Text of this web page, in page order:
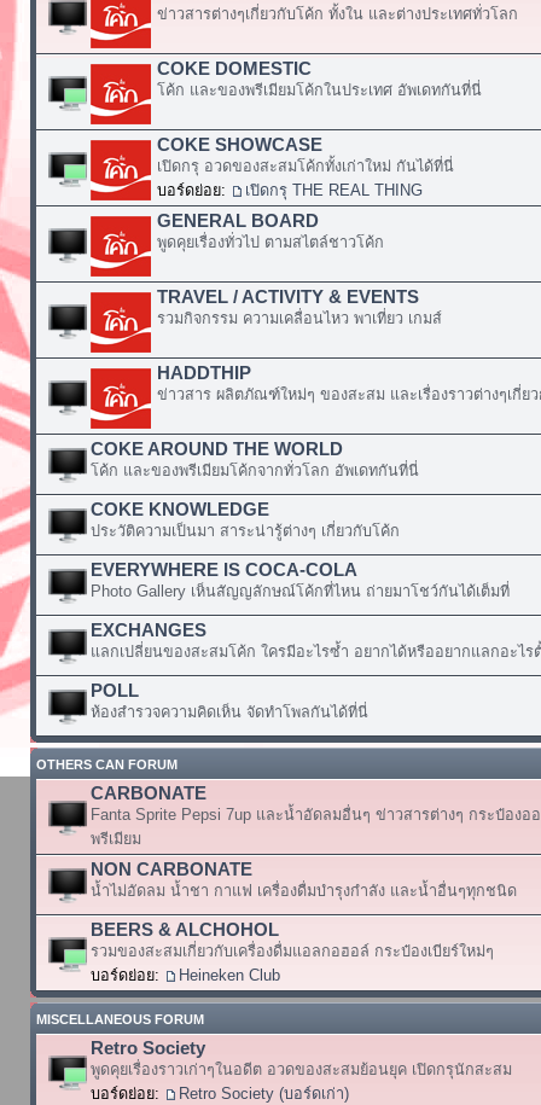
ข่าวสารต่างๆเกี่ยวกับโค้ก ทั้งใน และต่างประเทศทั่วโลก
COKE DOMESTIC
โค้ก และของพรีเมียมโค้กในประเทศ อัพเดทกันที่นี่
COKE SHOWCASE
เปิดกรุ อวดของสะสมโค้กทั้งเก่าใหม่ กันได้ที่นี่
บอร์ดย่อย:
เปิดกรุ THE REAL THING
GENERAL BOARD
พูดคุยเรื่องทั่วไป ตามสไตล์ชาวโค้ก
TRAVEL / ACTIVITY & EVENTS
รวมกิจกรรม ความเคลื่อนไหว พาเที่ยว เกมส์
HADDTHIP
ข่าวสาร ผลิตภัณฑ์ใหม่ๆ ของสะสม และเรื่องราวต่างๆเกี่ย
COKE AROUND THE WORLD
โค้ก และของพรีเมียมโค้กจากทั่วโลก อัพเดทกันที่นี่
COKE KNOWLEDGE
ประวัติความเป็นมา สาระน่ารู้ต่างๆ เกี่ยวกับโค้ก
EVERYWHERE IS COCA-COLA
Photo Gallery เห็นสัญญลักษณ์โค้กที่ไหน ถ่ายมาโชว์กันได้เต็มที่
EXCHANGES
แลกเปลี่ยนของสะสมโค้ก ใครมีอะไรซ้ำ อยากได้หรืออยากแลกอะไร
POLL
ห้องสำรวจความคิดเห็น จัดทำโพลกันได้ที่นี่
OTHERS CAN FORUM
CARBONATE
Fanta Sprite Pepsi 7up และน้ำอัดลมอื่นๆ ข่าวสารต่างๆ กระป๋องอ
พรีเมียม
NON CARBONATE
น้ำไม่อัดลม น้ำชา กาแฟ เครื่องดื่มบำรุงกำลัง และน้ำอื่นๆทุกชนิด
BEERS & ALCHOHOL
รวมของสะสมเกี่ยวกับเครื่องดื่มแอลกอฮอล์ กระป๋องเบียร์ใหม่ๆ
บอร์ดย่อย:
Heineken Club
MISCELLANEOUS FORUM
Retro Society
พูดคุยเรื่องราวเก่าๆในอดีต อวดของสะสมย้อนยุค เปิดกรุนักสะสม
บอร์ดย่อย:
Retro Society (บอร์ดเก่า)